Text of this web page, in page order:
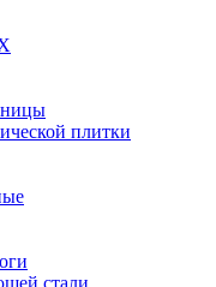
плитки
стали